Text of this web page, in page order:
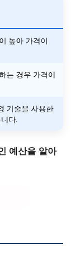
높아 가격이
는 경우 가격이
기술을 사용한
다.
예산을 알아